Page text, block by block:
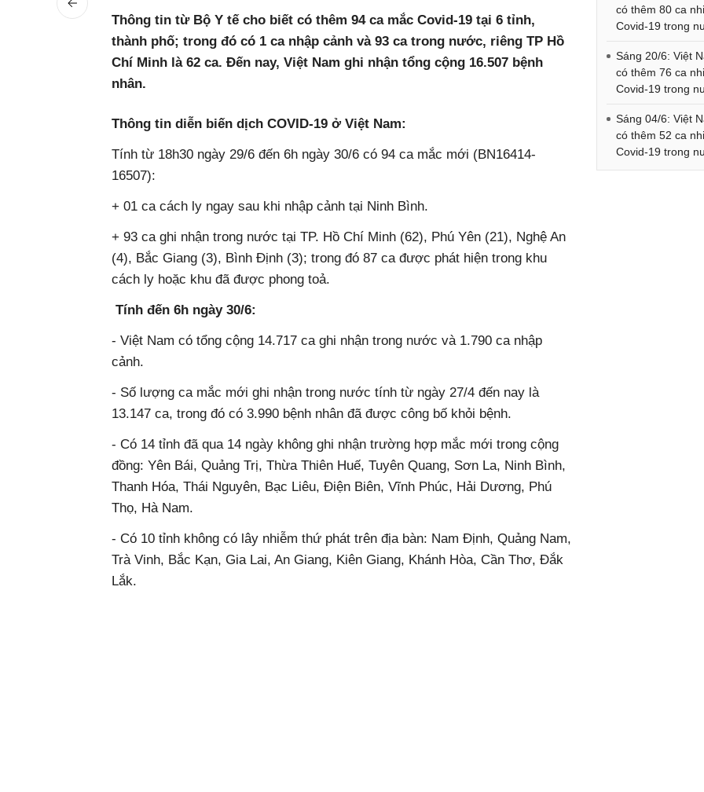
Thông tin từ Bộ Y tế cho biết có thêm 94 ca mắc Covid-19 tại 6 tỉnh,
thành phố; trong đó có 1 ca nhập cảnh và 93 ca trong nước, riêng TP Hồ
Chí Minh là 62 ca. Đến nay, Việt Nam ghi nhận tổng cộng 16.507 bệnh
nhân.
Thông tin diễn biến dịch COVID-19 ở Việt Nam:
Tính từ 18h30 ngày 29/6 đến 6h ngày 30/6 có 94 ca mắc mới (BN16414-
16507):
+ 01 ca cách ly ngay sau khi nhập cảnh tại Ninh Bình.
+ 93 ca ghi nhận trong nước tại TP. Hồ Chí Minh (62), Phú Yên (21), Nghệ An
(4), Bắc Giang (3), Bình Định (3); trong đó 87 ca được phát hiện trong khu
cách ly hoặc khu đã được phong toả.
Tính đến 6h ngày 30/6:
- Việt Nam có tổng cộng 14.717 ca ghi nhận trong nước và 1.790 ca nhập
cảnh.
- Số lượng ca mắc mới ghi nhận trong nước tính từ ngày 27/4 đến nay là
13.147 ca, trong đó có 3.990 bệnh nhân đã được công bố khỏi bệnh.
- Có 14 tỉnh đã qua 14 ngày không ghi nhận trường hợp mắc mới trong cộng
đồng: Yên Bái, Quảng Trị, Thừa Thiên Huế, Tuyên Quang, Sơn La, Ninh Bình,
Thanh Hóa, Thái Nguyên, Bạc Liêu, Điện Biên, Vĩnh Phúc, Hải Dương, Phú
Thọ, Hà Nam.
- Có 10 tỉnh không có lây nhiễm thứ phát trên địa bàn: Nam Định, Quảng Nam,
Trà Vinh, Bắc Kạn, Gia Lai, An Giang, Kiên Giang, Khánh Hòa, Cần Thơ, Đắk
Lắk.
có thêm 80 ca
Covid-19 trong
Sáng 20/6: Việt
có thêm 76 ca
Covid-19 trong
Sáng 04/6: Việt
có thêm 52 ca
Covid-19 trong